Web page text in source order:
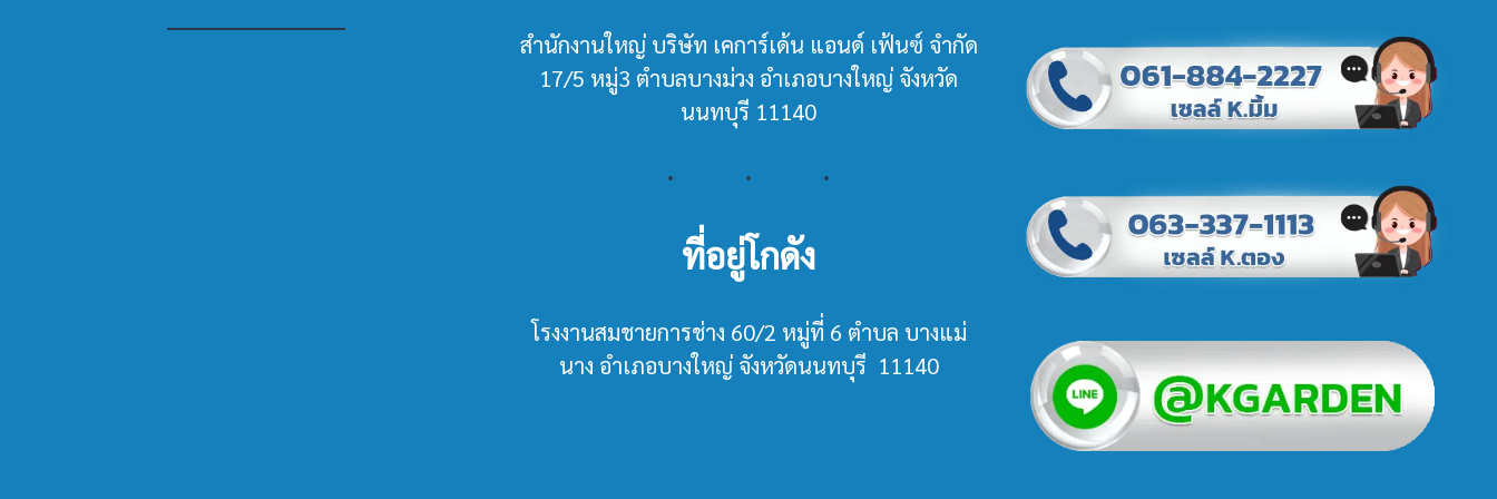
สำนักงานใหญ่ บริษัท เคการ์เด้น แอนด์ เฟ้นซ์ จำกัด
17/5 หมู่3 ตำบลบางม่วง อำเภอบางใหญ่ จังหวัด
นนทบุรี 11140
ที่อยู่โกดัง
โรงงานสมชายการช่าง 60/2 หมู่ที่ 6 ตำบล บางแม่
นาง อำเภอบางใหญ่ จังหวัดนนทบุรี 11140